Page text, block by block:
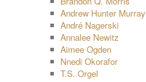
Andrew Hunter Murray
André Nagerski
Annalee Newitz
Aimee Ogden
Nnedi Okorafor
T.S. Orgel